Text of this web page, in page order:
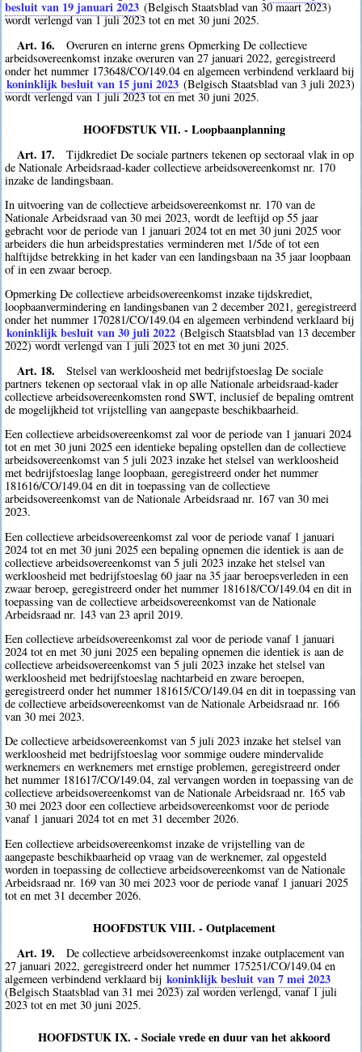
besluit van 19 januari 2023 (Belgisch Staatsblad van 30 maart 2023)
wordt verlengd van 1 juli 2023 tot en met 30 juni 2025.
Art. 16.
Overuren en interne grens Opmerking De collectieve
arbeidsovereenkomst inzake overuren van 27 januari 2022, geregistreerd
onder het nummer 173648/CO/149.04 en algemeen verbindend verklaard bij
koninklijk besluit van 15 juni 2023 (Belgisch Staatsblad van 3 juli 2023)
wordt verlengd van 1 juli 2023 tot en met 30 juni 2025.
HOOFDSTUK VII. - Loopbaanplanning
Art. 17.
Tijdkrediet De sociale partners tekenen op sectoraal vlak in op
de Nationale Arbeidsraad-kader collectieve arbeidsovereenkomst nr. 170
inzake de landingsbaan.
In uitvoering van de collectieve arbeidsovereenkomst nr. 170 van de
Nationale Arbeidsraad van 30 mei 2023, wordt de leeftijd op 55 jaar
gebracht voor de periode van 1 januari 2024 tot en met 30 juni 2025 voor
arbeiders die hun arbeidsprestaties verminderen met 1/5de of tot een
halftijdse betrekking in het kader van een landingsbaan na 35 jaar loopbaan
of in een zwaar beroep.
Opmerking De collectieve arbeidsovereenkomst inzake tijdskrediet,
loopbaanvermindering en landingsbanen van 2 december 2021, geregistreerd
onder het nummer 170281/CO/149.04 en algemeen verbindend verklaard bij
koninklijk besluit van 30 juli 2022 (Belgisch Staatsblad van 13 december
2022) wordt verlengd van 1 juli 2023 tot en met 30 juni 2025.
Art. 18.
Stelsel van werkloosheid met bedrijfstoeslag De sociale
partners tekenen op sectoraal vlak in op alle Nationale arbeidsraad-kader
collectieve arbeidsovereenkomsten rond SWT, inclusief de bepaling omtrent
de mogelijkheid tot vrijstelling van aangepaste beschikbaarheid.
Een collectieve arbeidsovereenkomst zal voor de periode van 1 januari 2024
tot en met 30 juni 2025 een identieke bepaling opstellen dan de collectieve
arbeidsovereenkomst van 5 juli 2023 inzake het stelsel van werkloosheid
met bedrijfstoeslag lange loopbaan, geregistreerd onder het nummer
181616/CO/149.04 en dit in toepassing van de collectieve
arbeidsovereenkomst van de Nationale Arbeidsraad nr. 167 van 30 mei
2023.
Een collectieve arbeidsovereenkomst zal voor de periode vanaf 1 januari
2024 tot en met 30 juni 2025 een bepaling opnemen die identiek is aan de
collectieve arbeidsovereenkomst van 5 juli 2023 inzake het stelsel van
werkloosheid met bedrijfstoeslag 60 jaar na 35 jaar beroepsverleden in een
zwaar beroep, geregistreerd onder het nummer 181618/CO/149.04 en dit in
toepassing van de collectieve arbeidsovereenkomst van de Nationale
Arbeidsraad nr. 143 van 23 april 2019.
Een collectieve arbeidsovereenkomst zal voor de periode vanaf 1 januari
2024 tot en met 30 juni 2025 een bepaling opnemen die identiek is aan de
collectieve arbeidsovereenkomst van 5 juli 2023 inzake het stelsel van
werkloosheid met bedrijfstoeslag nachtarbeid en zware beroepen,
geregistreerd onder het nummer 181615/CO/149.04 en dit in toepassing van
de collectieve arbeidsovereenkomst van de Nationale Arbeidsraad nr. 166
van 30 mei 2023.
De collectieve arbeidsovereenkomst van 5 juli 2023 inzake het stelsel van
werkloosheid met bedrijfstoeslag voor sommige oudere mindervalide
werknemers en werknemers met ernstige problemen, geregistreerd onder
het nummer 181617/CO/149.04, zal vervangen worden in toepassing van de
collectieve arbeidsovereenkomst van de Nationale Arbeidsraad nr. 165 vab
30 mei 2023 door een collectieve arbeidsovereenkomst voor de periode
vanaf 1 januari 2024 tot en met 31 december 2026.
Een collectieve arbeidsovereenkomst inzake de vrijstelling van de
aangepaste beschikbaarheid op vraag van de werknemer, zal opgesteld
worden in toepassing de collectieve arbeidsovereenkomst van de Nationale
Arbeidsraad nr. 169 van 30 mei 2023 voor de periode vanaf 1 januari 2025
tot en met 31 december 2026.
HOOFDSTUK VIII. - Outplacement
Art. 19.
De collectieve arbeidsovereenkomst inzake outplacement van
27 januari 2022, geregistreerd onder het nummer 175251/CO/149.04 en
algemeen verbindend verklaard bij koninklijk besluit van 7 mei 2023
(Belgisch Staatsblad van 31 mei 2023) zal worden verlengd, vanaf 1 juli
2023 tot en met 30 juni 2025.
HOOFDSTUK IX. - Sociale vrede en duur van het akkoord